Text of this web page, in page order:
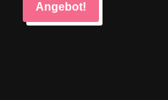
Angebot!